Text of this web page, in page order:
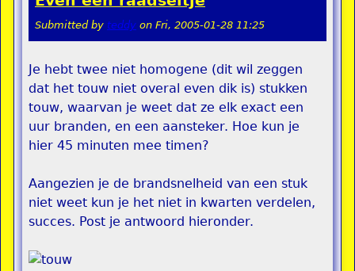
Submitted by teddy on Fri, 2005-01-28 11:25
Je hebt twee niet homogene (dit wil zeggen
dat het touw niet overal even dik is) stukken
touw, waarvan je weet dat ze elk exact een
uur branden, en een aansteker. Hoe kun je
hier 45 minuten mee timen?
Aangezien je de brandsnelheid van een stuk
niet weet kun je het niet in kwarten verdelen,
succes. Post je antwoord hieronder.